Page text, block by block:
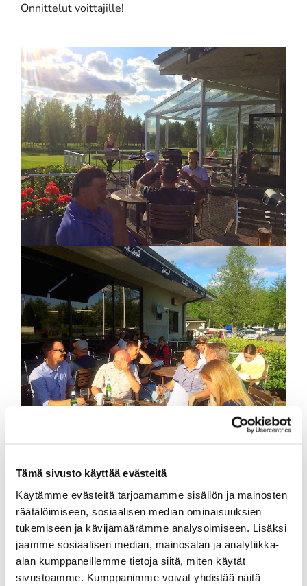
Tämä sivusto käyttää evästeitä
Käytämme evästeitä tarjoamamme sisällön ja mainosten
räätälöimiseen, sosiaalisen median ominaisuuksien
tukemiseen ja kävijämäärämme analysoimiseen. Lisäksi
jaamme sosiaalisen median, mainosalan ja analytiikka-
alan kumppaneillemme tietoja siitä, miten käytät
sivustoamme. Kumppanimme voivat yhdistää näitä
Onnittelut voittajille!
Tuoreimmat uutiset
06.08.
PGK:n Oliver Honkanen mukana Erkko Trophyssa
04.08.